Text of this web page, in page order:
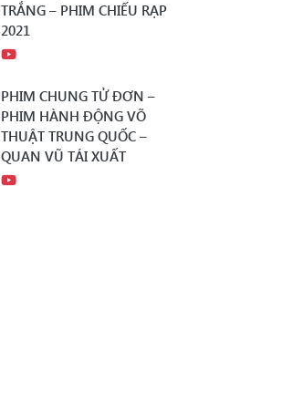
TRẮNG – PHIM CHIẾU RẠP
2021
PHIM CHUNG TỬ ĐƠN –
PHIM HÀNH ĐỘNG VÕ
THUẬT TRUNG QUỐC –
QUAN VŨ TÁI XUẤT